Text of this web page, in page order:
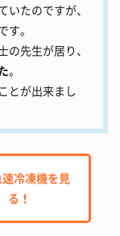
たのですが、
。
先生が居り、
。
とが出来まし
冷凍機を見
る！